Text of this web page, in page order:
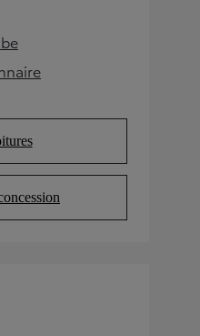
tab)
tab)
in new tab)
in new tab)